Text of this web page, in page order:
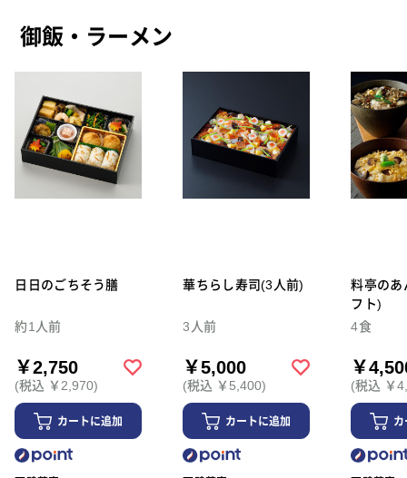
御飯・ラーメン
日日のごちそう膳
約1人前
￥2,750
(税込 ￥2,970)
カートに追加
華ちらし寿司(3人前)
3人前
￥5,000
(税込 ￥5,400)
カートに追加
料亭のあ
フト)
4食
￥
(税込 ￥